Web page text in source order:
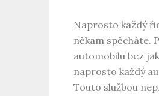
Naprosto každý
někam spěcháte.
automobilu bez
naprosto každý
Touto službou